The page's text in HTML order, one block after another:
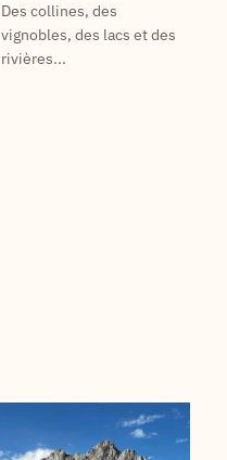
Des collines, des
vignobles, des lacs et des
rivières...